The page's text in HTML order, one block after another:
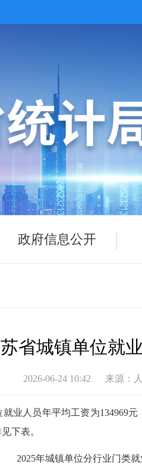
政府信息公开
省城镇单位就
2026-06-24 10:42 来源：
业人员年平均工资为134969
下表。
2025年城镇单位分行业门类